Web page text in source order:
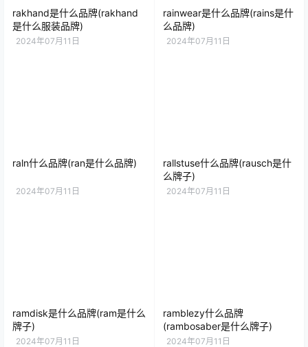
rakhand是什么品牌(rakhand
是什么服装品牌)
2024年07月11日
rainwear是什么品牌(rains是什
么品牌)
2024年07月11日
raln什么品牌(ran是什么品牌)
2024年07月11日
rallstuse什么品牌(rausch是什
么牌子)
2024年07月11日
ramdisk是什么品牌(ram是什么
牌子)
2024年07月11日
ramblezy什么品牌
(rambosaber是什么牌子)
2024年07月11日